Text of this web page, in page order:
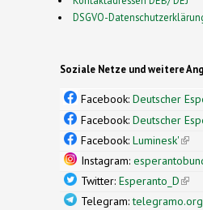
DSGVO-
Soziale Netze und weitere
Facebook: Deutscher
Facebook: Deutscher
Facebook: Luminesk'(link
Instagram:
Twitter: Esperanto_D(link
Telegram:telegramo.org